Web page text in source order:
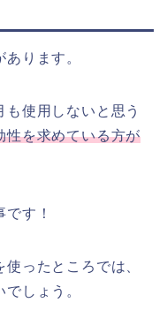
ります。
使用しないと思う
性を求めている方が
す！
ったところでは、
しょう。